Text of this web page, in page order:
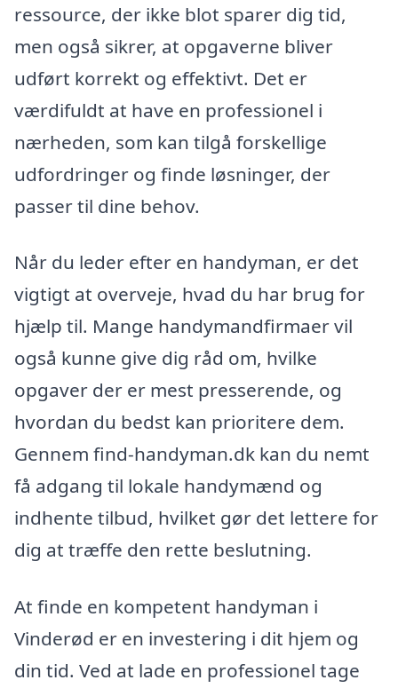
ressource, der ikke blot sparer dig tid,
men også sikrer, at opgaverne bliver
udført korrekt og effektivt. Det er
værdifuldt at have en professionel i
nærheden, som kan tilgå forskellige
udfordringer og finde løsninger, der
passer til dine behov.
Når du leder efter en handyman, er det
vigtigt at overveje, hvad du har brug for
hjælp til. Mange handymandfirmaer vil
også kunne give dig råd om, hvilke
opgaver der er mest presserende, og
hvordan du bedst kan prioritere dem.
Gennem find-handyman.dk kan du nemt
få adgang til lokale handymænd og
indhente tilbud, hvilket gør det lettere for
dig at træffe den rette beslutning.
At finde en kompetent handyman i
Vinderød er en investering i dit hjem og
din tid. Ved at lade en professionel tage